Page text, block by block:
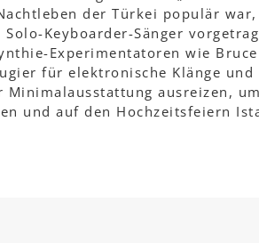
der Türkei populär
Keyboarder-Sänger
Experimentatoren wie Bruce
für elektronische Klänge und
Minimalausstattung ausreizen,
und auf den Hochzeitsfeiern